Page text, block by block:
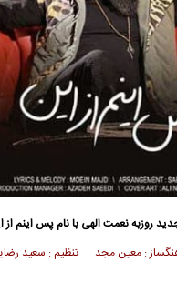
روزبه نعمت الهی با نام پس اینم از
: معین مجد تنظیم : سعید